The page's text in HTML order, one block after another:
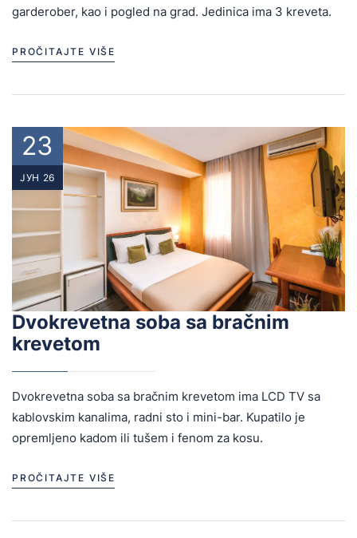
garderober, kao i pogled na grad. Jedinica ima 3 kreveta.
PROČITAJTE VIŠE
23
ЈУН 26
Dvokrevetna soba sa bračnim
krevetom
Dvokrevetna soba sa bračnim krevetom ima LCD TV sa
kablovskim kanalima, radni sto i mini-bar. Kupatilo je
opremljeno kadom ili tušem i fenom za kosu.
PROČITAJTE VIŠE
Login
Sign in to your hotel account!
USERNAME*
PASSWORD*